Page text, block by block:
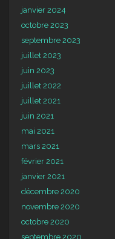
janvier 2024
octobre 2023
septembre 2023
juillet 2023
juin 2023
juillet 2022
juillet 2021
juin 2021
mai 2021
mars 2021
février 2021
janvier 2021
décembre 2020
novembre 2020
octobre 2020
septembre 2020